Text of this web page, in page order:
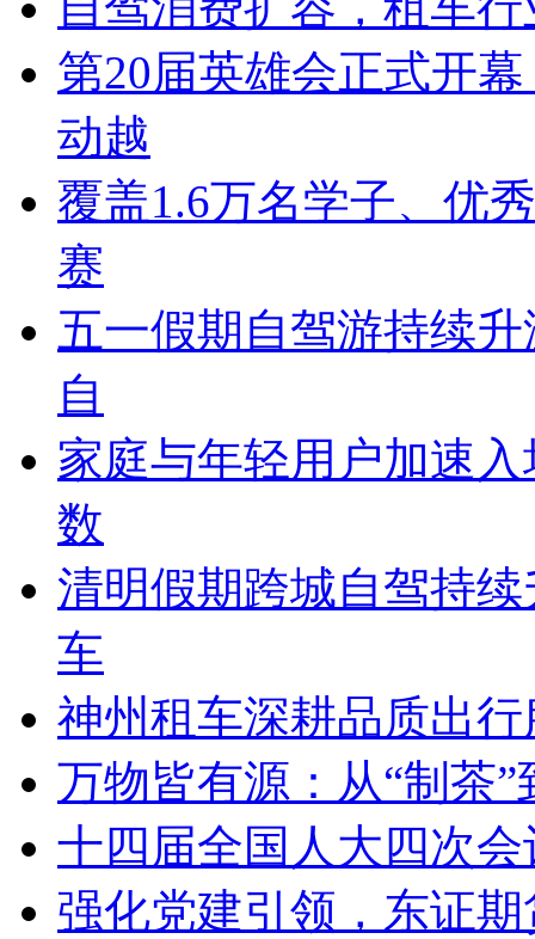
第20届英雄会正式开
动越
覆盖1.6万名学子、优
赛
五一假期自驾游持续
自
家庭与年轻用户加速
数
清明假期跨城自驾持
车
神州租车深耕品质出
万物皆有源：从“制茶
十四届全国人大四次
强化党建引领，东证